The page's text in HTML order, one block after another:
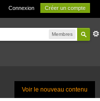
Connexion Créer un compte
Membres
Voir le nouveau contenu